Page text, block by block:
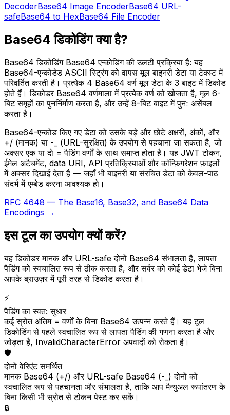
DecoderBase64 Image EncoderBase64 URL-
safeBase64 to HexBase64 File Encoder
Base64 डिकोडिंग क्या है?
Base64 डिकोडिंग Base64 एन्कोडिंग की उलटी प्रक्रिया है: यह
Base64-एन्कोडेड ASCII स्ट्रिंग को वापस मूल बाइनरी डेटा या टेक्स्ट में
परिवर्तित करती है। प्रत्येक 4 Base64 वर्ण मूल डेटा के 3 बाइट में डिकोड
होते हैं। डिकोडर Base64 वर्णमाला में प्रत्येक वर्ण को खोजता है, मूल 6-
बिट समूहों का पुनर्निर्माण करता है, और उन्हें 8-बिट बाइट में पुनः असेंबल
करता है।
Base64-एन्कोड किए गए डेटा को उसके बड़े और छोटे अक्षरों, अंकों, और
+/ (मानक) या -_ (URL-सुरक्षित) के उपयोग से पहचाना जा सकता है, जो
अक्सर एक या दो = पैडिंग वर्णों के साथ समाप्त होता है। यह JWT टोकन,
ईमेल अटैचमेंट, data URI, API प्रतिक्रियाओं और कॉन्फ़िगरेशन फ़ाइलों
में अक्सर दिखाई देता है — जहाँ भी बाइनरी या संरचित डेटा को केवल-पाठ
संदर्भ में एम्बेड करना आवश्यक हो।
RFC 4648 — The Base16, Base32, and Base64 Data
Encodings →
इस टूल का उपयोग क्यों करें?
यह डिकोडर मानक और URL-safe दोनों Base64 संभालता है, लापता
पैडिंग को स्वचालित रूप से ठीक करता है, और सर्वर को कोई डेटा भेजे बिना
आपके ब्राउज़र में पूरी तरह से डिकोड करता है।
⚡
पैडिंग का स्वत: सुधार
कई स्रोत अंतिम = वर्णों के बिना Base64 उत्पन्न करते हैं। यह टूल
डिकोडिंग से पहले स्वचालित रूप से लापता पैडिंग की गणना करता है और
जोड़ता है, InvalidCharacterError अपवादों को रोकता है।
🛡️
दोनों वेरिएंट समर्थित
मानक Base64 (+/) और URL-safe Base64 (-_) दोनों को
स्वचालित रूप से पहचानता और संभालता है, ताकि आप मैन्युअल रूपांतरण के
बिना किसी भी स्रोत से टोकन पेस्ट कर सकें।
🔒